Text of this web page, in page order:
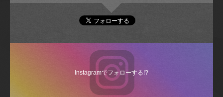
Instagramでフォローする!?